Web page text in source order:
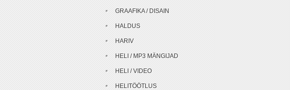
GRAAFIKA / DISAIN
HALDUS
HARIV
HELI / MP3 MÄNGIJAD
HELI / VIDEO
HELITÖÖTLUS